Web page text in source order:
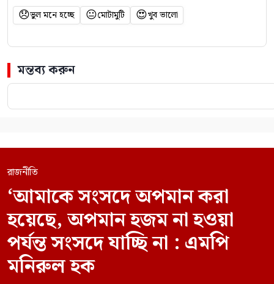
😞ভুল মনে হচ্ছে 😐মোটামুটি 😍খুব ভালো
মন্তব্য করুন
রাজনীতি
‘আমাকে সংসদে অপমান করা
হয়েছে, অপমান হজম না হওয়া
পর্যন্ত সংসদে যাচ্ছি না : এমপি
মনিরুল হক